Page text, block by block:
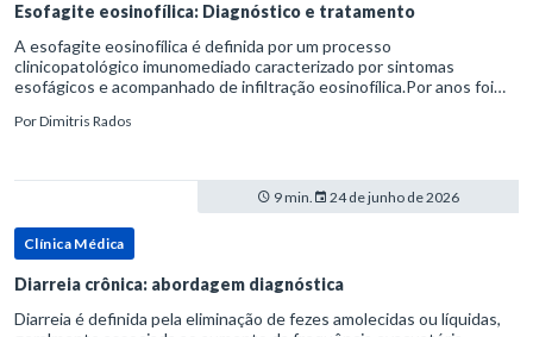
Esofagite eosinofílica: Diagnóstico e tratamento
A esofagite eosinofílica é definida por um processo
clinicopatológico imunomediado caracterizado por sintomas
esofágicos e acompanhado de infiltração eosinofílica.Por anos foi
refluxo gastr
PorDimitris Rados
9 min. 24 de junho de 2026
Clínica Médica
Diarreia crônica: abordagem diagnóstica
Diarreia é definida pela eliminação de fezes amolecidas ou líquidas,